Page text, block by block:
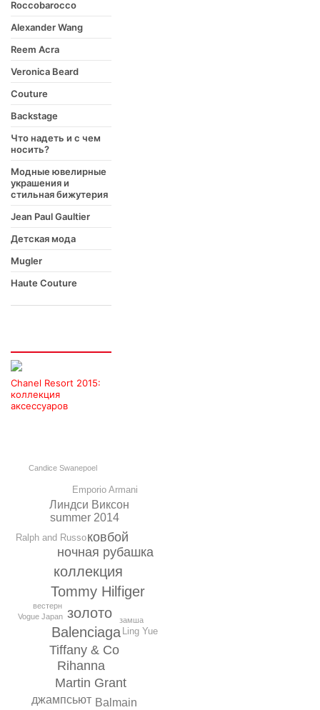
Roccobarocco
Alexander Wang
Reem Acra
Veronica Beard
Couture
Backstage
Что надеть и с чем
носить?
Модные ювелирные
украшения и
стильная бижутерия
Jean Paul Gaultier
Детская мода
Mugler
Haute Couture
Chanel Resort 2015:
коллекция
аксессуаров
золото
Balenciaga
Tommy Hilfiger
коллекция
Tiffany & Co
Rihanna
ночная рубашка
Martin Grant
ковбой
summer 2014
джампсьют Balmain
Линдси Виксон
Emporio Armani
Ralph and Russo
Ling Yue
вестерн
замша
Candice Swanepoel
Vogue Japan